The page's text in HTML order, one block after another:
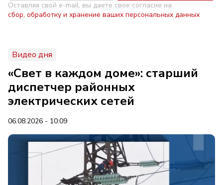
Оставляя свой e-mail, вы даете свое согласие на
сбор, обработку и хранение ваших персональных данных
Видео дня
«Свет в каждом доме»: старший
диспетчер районных
электрических сетей
06.08.2026 - 10:09